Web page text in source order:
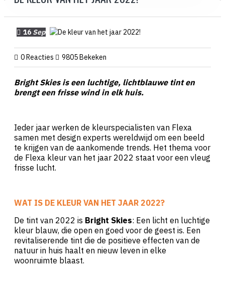
16 Sep
0 Reacties 9805 Bekeken
Bright Skies is een luchtige, lichtblauwe tint en
brengt een frisse wind in elk huis.
Ieder jaar werken de kleurspecialisten van Flexa
samen met design experts wereldwijd om een beeld
te krijgen van de aankomende trends. Het thema voor
de Flexa kleur van het jaar 2022 staat voor een vleug
frisse lucht.
WAT IS DE KLEUR VAN HET JAAR 2022?
De tint van 2022 is Bright Skies: Een licht en luchtige
kleur blauw, die open en goed voor de geest is. Een
revitaliserende tint die de positieve effecten van de
natuur in huis haalt en nieuw leven in elke
woonruimte blaast.